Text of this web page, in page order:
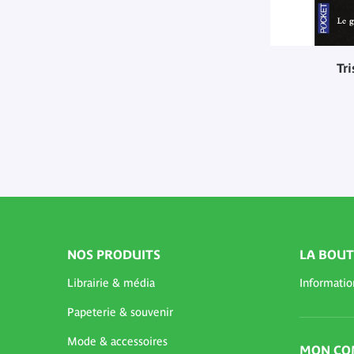
NOS PRODUITS
Librairie & média
Papeterie & souvenir
Mode & accessoires
LA
MON